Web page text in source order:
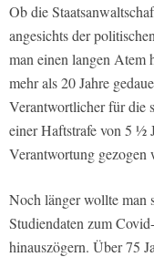
Ob die
angesichts der
man einen langen Atem
mehr als 20 Jahre
Verantwortlicher für die
einer Haftstrafe von 5 ½
Verantwortung gezogen
Noch länger wollte man
Studiendaten zum
hinauszögern. Über 75